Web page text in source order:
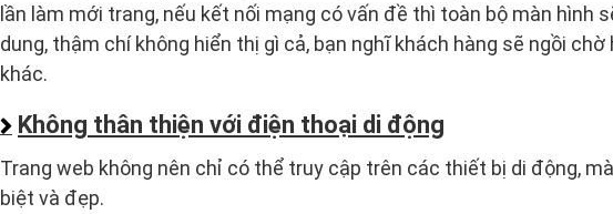
lần làm mới trang, nếu kết nối mạng có vấn đề thì toàn bộ màn hình
dung, thậm chí không hiển thị gì cả, bạn nghĩ khách hàng sẽ ngồi
khác.
Không thân thiện với điện thoại di động
Trang web không nên chỉ có thể truy cập trên các thiết bị di động,
biệt và đẹp.